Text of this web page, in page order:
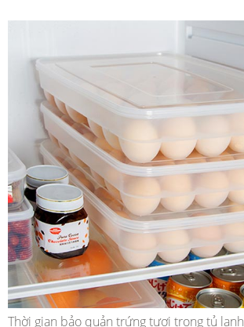
Thời gian bảo quản trứng tươi trong tủ lạnh